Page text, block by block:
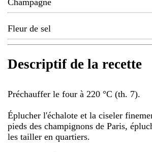
Champagne
Fleur de sel
Descriptif de la recette
Préchauffer le four à 220 °C (th. 7).
Éplucher l'échalote et la ciseler
pieds des champignons de Paris,
les tailler en quartiers.